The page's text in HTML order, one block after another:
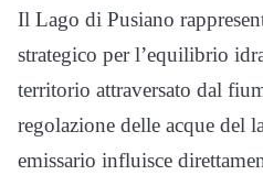
Il Lago di Pusiano
strategico per l’equilibrio
territorio attraversato dal
regolazione delle acque del
emissario influisce